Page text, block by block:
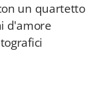
un quartetto
d'amore